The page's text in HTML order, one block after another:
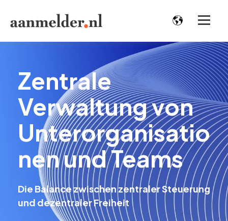
Zentrale
Verwaltung von
Unterorganisatio
nen und Teams
Die Balance zwischen zentraler Steuerung
und dezentraler Freiheit